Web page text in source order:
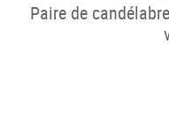
Paire de